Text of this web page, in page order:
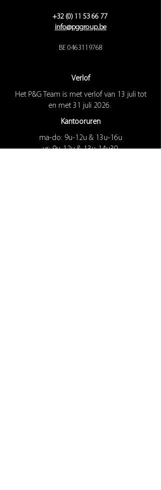
+32 (0) 11 53 66 77
info@pggroup.be
BE 0463119768
Verlof
Het P&G Team is met verlof van 13 juli tot
en met 31 juli 2026.
Kantooruren
ma-do: 9u-12u & 13u-16u
vr: 9u-12u & 13u-14u30